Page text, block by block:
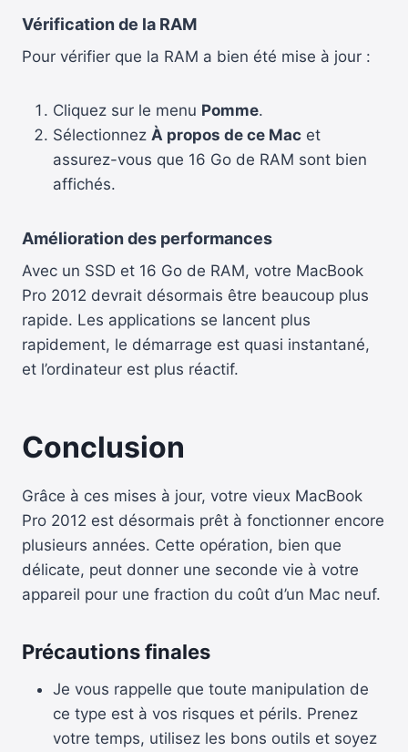
Vérification de la RAM
Pour vérifier que la RAM a bien été mise à jour :
Cliquez sur le menu Pomme.
Sélectionnez À propos de ce Mac et
assurez-vous que 16 Go de RAM sont bien
affichés.
Amélioration des performances
Avec un SSD et 16 Go de RAM, votre MacBook
Pro 2012 devrait désormais être beaucoup plus
rapide. Les applications se lancent plus
rapidement, le démarrage est quasi instantané,
et l’ordinateur est plus réactif.
Conclusion
Grâce à ces mises à jour, votre vieux MacBook
Pro 2012 est désormais prêt à fonctionner encore
plusieurs années. Cette opération, bien que
délicate, peut donner une seconde vie à votre
appareil pour une fraction du coût d’un Mac neuf.
Précautions finales
Je vous rappelle que toute manipulation de
ce type est à vos risques et périls. Prenez
votre temps, utilisez les bons outils et soyez